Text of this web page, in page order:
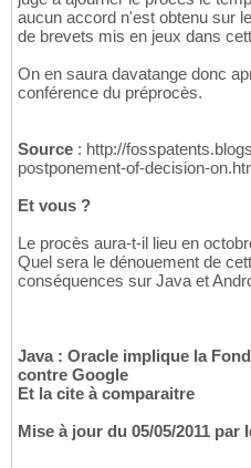
aucun accord n'est obtenu sur
de brevets mis en jeux dans
On en saura davatange donc
conférence du préprocès.
Source : http://
postponement-of-decision-
Et vous ?
Le procès aura-t-il lieu en
Quel sera le dénouement de
conséquences sur Java et
Java : Oracle implique la
contre Google
Et la cite à comparaitre
Mise à jour du 05/05/2011 par